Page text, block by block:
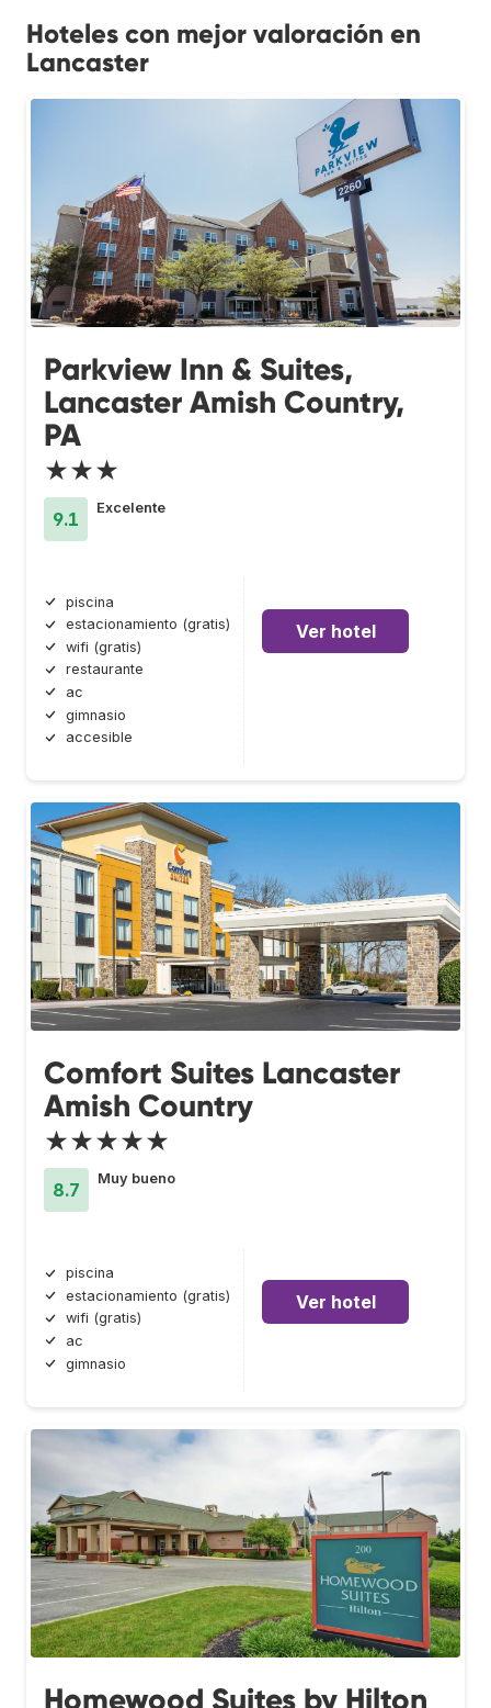
Hoteles con mejor valoración en
Lancaster
Parkview Inn & Suites,
Lancaster Amish Country,
PA
★★★
9.1
Excelente
piscina
estacionamiento (gratis)
wifi (gratis)
restaurante
ac
gimnasio
accesible
Ver hotel
Comfort Suites Lancaster
Amish Country
★★★★★
8.7
Muy bueno
piscina
estacionamiento (gratis)
wifi (gratis)
ac
gimnasio
Ver hotel
Homewood Suites by Hilton